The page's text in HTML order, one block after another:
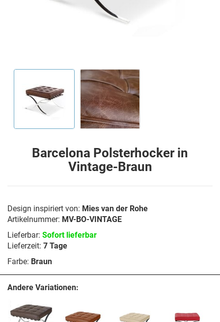
Barcelona Polsterhocker in
Vintage-Braun
Design inspiriert von: Mies van der Rohe
Artikelnummer: MV-BO-VINTAGE
Lieferbar: Sofort lieferbar
Lieferzeit: 7 Tage
Farbe: Braun
Andere Variationen: